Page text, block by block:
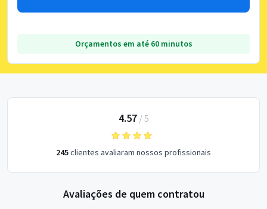
Orçamentos em até 60 minutos
4.57/ 5
245clientes avaliaram nossos profissionais
Avaliações de quem contratou